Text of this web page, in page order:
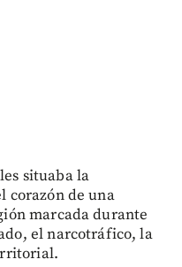
situaba la
corazón de una
marcada durante
el narcotráfico, la